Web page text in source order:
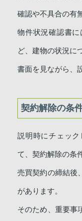
確認や不具合の有
物件状況確認書
ど、建物の状況に
書面を見ながら、
契約解除の条
説明時にチェッ
て、契約解除の条
売買契約の締結後
があります。
そのため、重要事